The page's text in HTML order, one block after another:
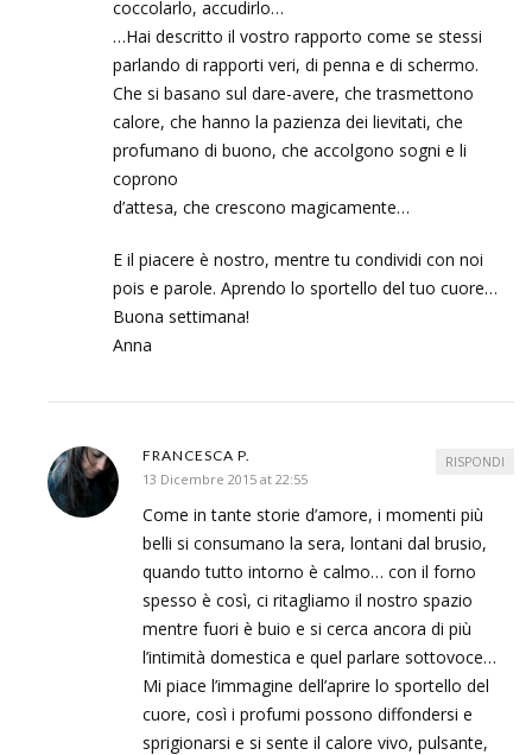
coccolarlo, accudirlo…
…Hai descritto il vostro rapporto come se stessi
parlando di rapporti veri, di penna e di schermo.
Che si basano sul dare-avere, che trasmettono
calore, che hanno la pazienza dei lievitati, che
profumano di buono, che accolgono sogni e li
coprono
d’attesa, che crescono magicamente…
E il piacere è nostro, mentre tu condividi con noi
pois e parole. Aprendo lo sportello del tuo cuore…
Buona settimana!
Anna
FRANCESCA P.
13 Dicembre 2015 at 22:55
Come in tante storie d’amore, i momenti più
belli si consumano la sera, lontani dal brusio,
quando tutto intorno è calmo… con il forno
spesso è così, ci ritagliamo il nostro spazio
mentre fuori è buio e si cerca ancora di più
l’intimità domestica e quel parlare sottovoce…
Mi piace l’immagine dell’aprire lo sportello del
cuore, così i profumi possono diffondersi e
sprigionarsi e si sente il calore vivo, pulsante,
RISPONDI